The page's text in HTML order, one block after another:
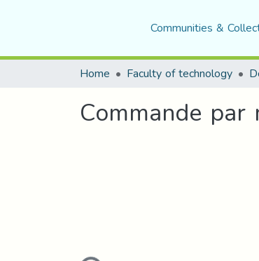
Communities &
Home Faculty of technology
Commande